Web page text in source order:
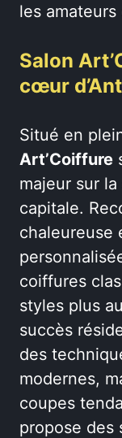
les
Salon
cœur
Situé en
Art’Coiffure
majeur sur
capitale.
chaleureuse
coiffures
styles plus
succès
des
modernes,
coupes
propose des